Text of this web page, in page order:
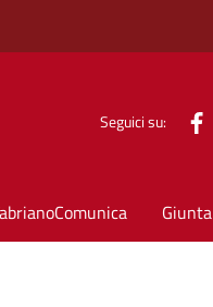
Seguici su:
Giunta